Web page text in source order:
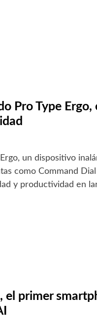
Pro Type
un dispositivo
como Command
y productividad en
el primer